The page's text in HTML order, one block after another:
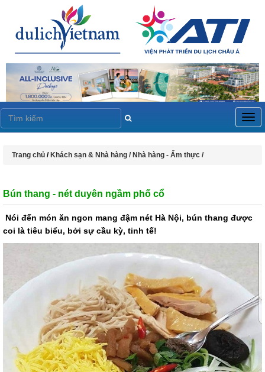
Trang chủ / Khách sạn & Nhà hàng / Nhà hàng - Ẩm thực /
Bún thang - nét duyên ngầm phố cổ
Nói đến món ăn ngon mang đậm nét Hà Nội, bún thang được
coi là tiêu biểu, bởi sự cầu kỳ, tinh tế!